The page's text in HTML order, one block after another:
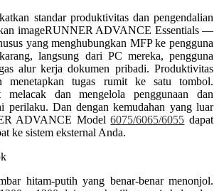
standar produktivitas dan pengendalian
imageRUNNER ADVANCE Essentials —
yang menghubungkan MFP ke pengguna
langsung dari PC mereka, pengguna
alur kerja dokumen pribadi. Produktivitas
menetapkan tugas rumit ke satu tombol.
melacak dan mengelola penggunaan dan
perilaku. Dan dengan kemudahan yang luar
ADVANCE Model6075/6065/6055 dapat
ke sistem eksternal Anda.
hitam-putih yang benar-benar menonjol.